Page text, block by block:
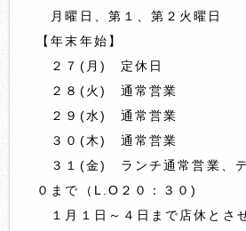
月曜日、第１、第２火曜日
【年末年始】
２７(月) 定休日
２８(火) 通常営業
２９(水) 通常営業
３０(木) 通常営業
３１(金) ランチ通常営業、デ
０まで（L.O２０：３０)
１月１日～４日まで店休とさ